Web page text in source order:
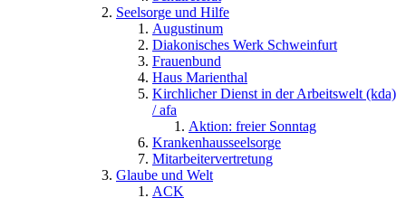
Seelsorge und Hilfe
Augustinum
Diakonisches Werk Schweinfurt
Frauenbund
Haus Marienthal
Kirchlicher Dienst in der Arbeitswelt (kda)
/ afa
Aktion: freier Sonntag
Krankenhausseelsorge
Mitarbeitervertretung
Glaube und Welt
ACK